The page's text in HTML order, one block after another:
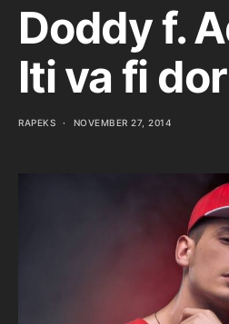
Doddy f.
Iti va fi dor
RAPEKS NOVEMBER 27, 2014